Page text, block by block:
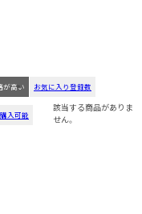
が高い お気に入り登録数
入可能
該当する商品がありま
せん。